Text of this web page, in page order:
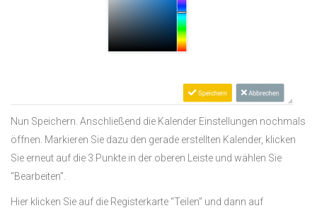
Nun Speichern. Anschließend die Kalender Einstellungen nochmals
öffnen. Markieren Sie dazu den gerade erstellten Kalender, klicken
Sie erneut auf die 3 Punkte in der oberen Leiste und wählen Sie
“Bearbeiten”.
Hier klicken Sie auf die Registerkarte “Teilen” und dann auf